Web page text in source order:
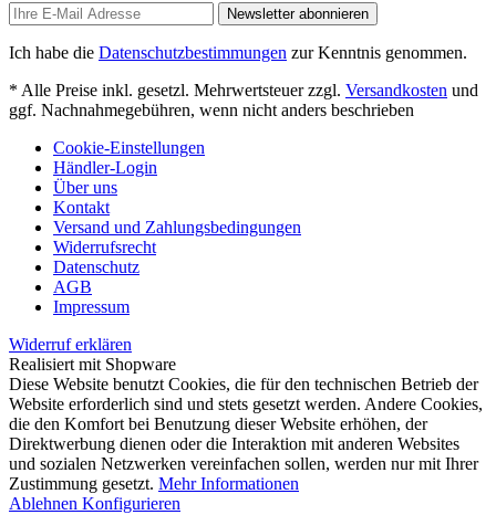
Newsletter abonnieren
Ich habe die Datenschutzbestimmungen zur Kenntnis genommen.
* Alle Preise inkl. gesetzl. Mehrwertsteuer zzgl. Versandkosten und
ggf. Nachnahmegebühren, wenn nicht anders beschrieben
Cookie-Einstellungen
Händler-Login
Über uns
Kontakt
Versand und Zahlungsbedingungen
Widerrufsrecht
Datenschutz
AGB
Impressum
Widerruf erklären
Realisiert mit Shopware
Diese Website benutzt Cookies, die für den technischen Betrieb der
Website erforderlich sind und stets gesetzt werden. Andere Cookies,
die den Komfort bei Benutzung dieser Website erhöhen, der
Direktwerbung dienen oder die Interaktion mit anderen Websites
und sozialen Netzwerken vereinfachen sollen, werden nur mit Ihrer
Zustimmung gesetzt. Mehr Informationen
Ablehnen Konfigurieren